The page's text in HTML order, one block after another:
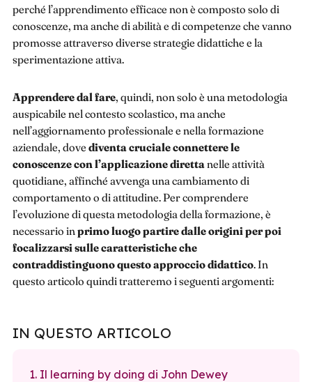
perché l’apprendimento efficace non è composto solo di
conoscenze, ma anche di abilità e di competenze che vanno
promosse attraverso diverse strategie didattiche e la
sperimentazione attiva.
Apprendere dal fare, quindi, non solo è una metodologia
auspicabile nel contesto scolastico, ma anche
nell’aggiornamento professionale e nella formazione
aziendale, dove diventa cruciale connettere le
conoscenze con l’applicazione direttanelle attività
quotidiane, affinché avvenga una cambiamento di
comportamento o di attitudine. Per comprendere
l’evoluzione di questa metodologia della formazione, è
necessario in primo luogo partire dalle origini per poi
focalizzarsi sulle caratteristiche che
contraddistinguono questo approccio didattico. In
questo articolo quindi tratteremo i seguenti argomenti:
IN QUESTO ARTICOLO
1. Il learning by doing di John Dewey